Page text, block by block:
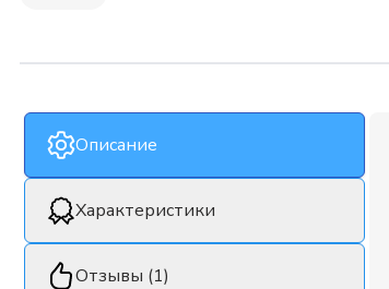
Описание
Характеристики
Отзывы (1)